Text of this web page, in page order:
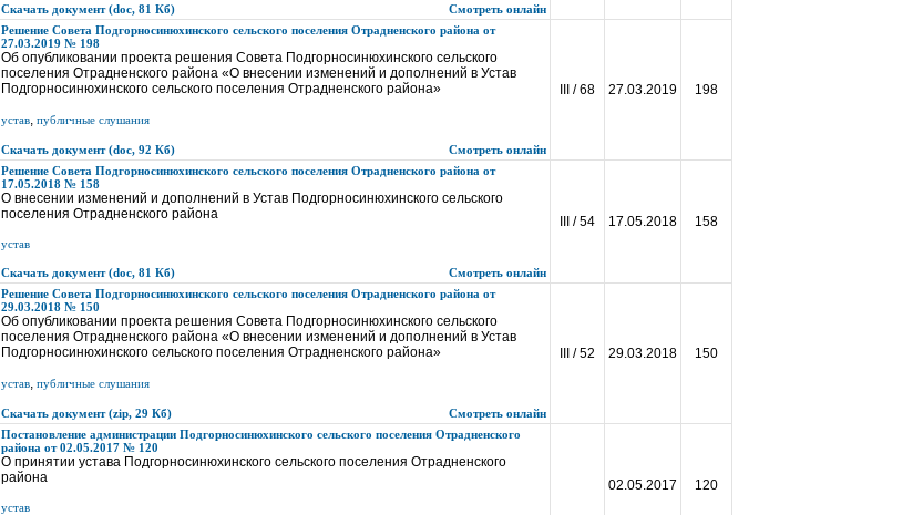
Скачать документ (doc, 81 Кб) Смотреть онлайн
Решение Совета Подгорносинюхинского сельского поселения Отрадненского района от
27.03.2019 № 198
Об опубликовании проекта решения Совета Подгорносинюхинского сельского
поселения Отрадненского района «О внесении изменений и дополнений в Устав
Подгорносинюхинского сельского поселения Отрадненского района»
устав, публичные слушания
Скачать документ (doc, 92 Кб) Смотреть онлайн
III / 68 27.03.2019 198
Решение Совета Подгорносинюхинского сельского поселения Отрадненского района от
17.05.2018 № 158
О внесении изменений и дополнений в Устав Подгорносинюхинского сельского
поселения Отрадненского района
устав
Скачать документ (doc, 81 Кб) Смотреть онлайн
III / 54 17.05.2018 158
Решение Совета Подгорносинюхинского сельского поселения Отрадненского района от
29.03.2018 № 150
Об опубликовании проекта решения Совета Подгорносинюхинского сельского
поселения Отрадненского района «О внесении изменений и дополнений в Устав
Подгорносинюхинского сельского поселения Отрадненского района»
устав, публичные слушания
Скачать документ (zip, 29 Кб) Смотреть онлайн
III / 52 29.03.2018 150
Постановление администрации Подгорносинюхинского сельского поселения Отрадненского
района от 02.05.2017 № 120
О принятии устава Подгорносинюхинского сельского поселения Отрадненского
района
устав
02.05.2017 120